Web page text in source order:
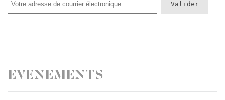
Evenements